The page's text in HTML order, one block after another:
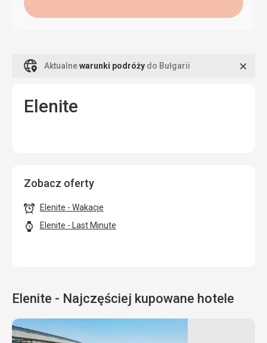
Aktualnewarunki podróży do Bułgarii
Elenite
Zobacz oferty
Elenite - Wakacje
Elenite - Last Minute
Elenite - Najczęściej kupowane hotele